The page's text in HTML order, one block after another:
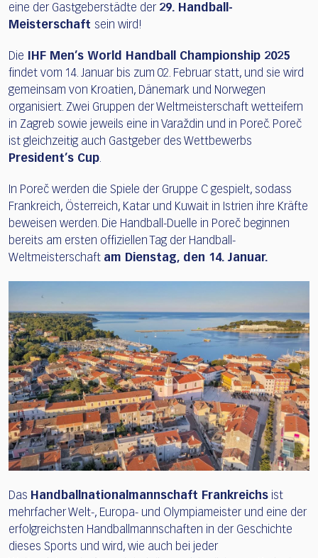
eine der Gastgeberstädte der 29. Handball-
Meisterschaft sein wird!
Die IHF Men’s World Handball Championship 2025
findet vom 14. Januar bis zum 02. Februar statt, und sie wird
gemeinsam von Kroatien, Dänemark und Norwegen
organisiert. Zwei Gruppen der Weltmeisterschaft wetteifern
in Zagreb sowie jeweils eine in Varaždin und in Poreč. Poreč
ist gleichzeitig auch Gastgeber des Wettbewerbs
President’s Cup.
In Poreč werden die Spiele der Gruppe C gespielt, sodass
Frankreich, Österreich, Katar und Kuwait in Istrien ihre Kräfte
beweisen werden. Die Handball-Duelle in Poreč beginnen
bereits am ersten offiziellen Tag der Handball-
Weltmeisterschaft am Dienstag, den 14. Januar.
Das Handballnationalmannschaft Frankreichs ist
mehrfacher Welt-, Europa- und Olympiameister und eine der
erfolgreichsten Handballmannschaften in der Geschichte
dieses Sports und wird, wie auch bei jeder